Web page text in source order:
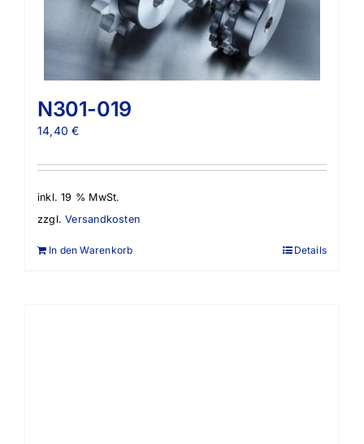
N301-019
14,40€
inkl. 19 % MwSt.
zzgl.Versandkosten
In den Warenkorb Details